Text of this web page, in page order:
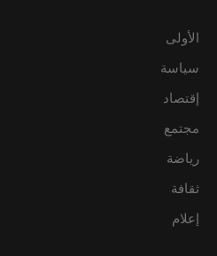
الأولى
سياسة
إقتصاد
مجتمع
رياضة
ثقافة
إعلام